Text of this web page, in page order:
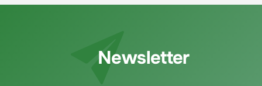
Newsletter